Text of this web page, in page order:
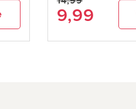
9,99